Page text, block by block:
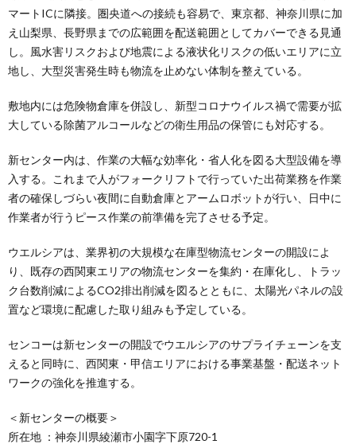
マートICに隣接。圏央道への接続も容易で、東京都、神奈川県に加
え山梨県、長野県までの広範囲を配送範囲としてカバーできる見通
し。風水害リスクおよび地震による液状化リスクの低いエリアに立
地し、大型災害発生時も物流を止めない体制を整えている。
敷地内には危険物倉庫を併設し、新型コロナウイルス禍で需要が拡
大している除菌アルコールなどの衛生用品の保管にも対応する。
新センター内は、作業の大幅な効率化・省人化を図る大型設備を導
入する。これまで人がフォークリフトで行っていた出荷業務を作業
者の確保しづらい夜間に自動倉庫とアームロボットが行い、日中に
作業者が行うピース作業の前準備を完了させる予定。
ウエルシアは、業界初の大規模な在庫型物流センターの開設によ
り、既存の西関東エリアの物流センターを集約・在庫化し、トラッ
ク台数削減によるCO2排出削減を図るとともに、太陽光パネルの設
置など環境に配慮した取り組みも予定している。
センコーは新センターの開設でウエルシアのサプライチェーンを支
えると同時に、西関東・甲信エリアにおける事業基盤・配送ネット
ワークの強化を推進する。
＜新センターの概要＞
所在地 ：神奈川県綾瀬市小園字下原720-1